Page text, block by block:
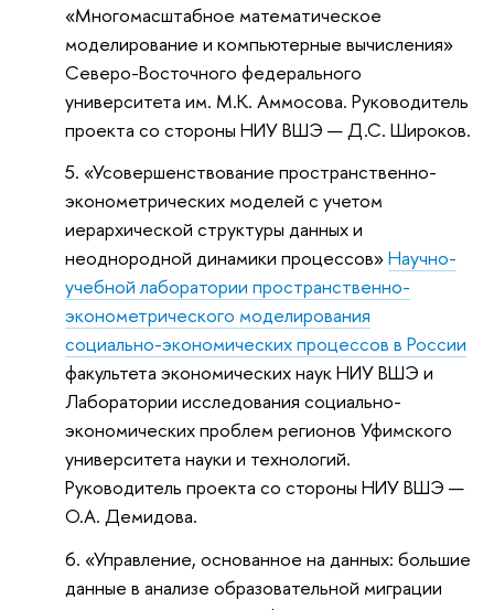
«Многомасштабное математическое
моделирование и компьютерные вычисления»
Северо-Восточного федерального
университета им. М.К. Аммосова. Руководитель
проекта со стороны НИУ ВШЭ — Д.С. Широков.
«Усовершенствование пространственно-
эконометрических моделей с учетом
иерархической структуры данных и
неоднородной динамики процессов»Научно-
учебной лаборатории пространственно-
эконометрического моделирования
социально-экономических процессов в России
факультета экономических наук НИУ ВШЭ и
Лаборатории исследования социально-
экономических проблем регионов Уфимского
университета науки и технологий.
Руководитель проекта со стороны НИУ ВШЭ —
О.А. Демидова.
«Управление, основанное на данных: большие
данные в анализе образовательной миграции